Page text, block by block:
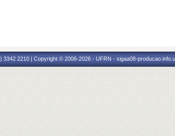
3342 2210 | Copyright © 2006-2026 - UFRN - sigaa08-